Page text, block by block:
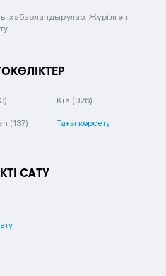
хабарландырулар. Жүрілген
Kia (326)
(137) Тағы көрсету
САТУ